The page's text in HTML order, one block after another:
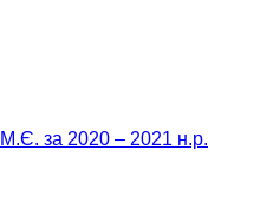
М.Є. за 2020 – 2021 н.р.